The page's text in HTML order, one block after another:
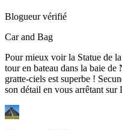
Blogueur vérifié
Car and Bag
Pour mieux voir la Statue de
tour en bateau dans la baie
gratte-ciels est superbe !
son détail en vous arrêtant sur